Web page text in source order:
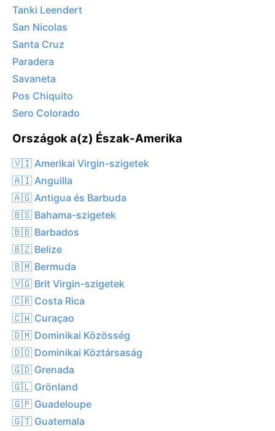
Tanki Leendert
San Nicolas
Santa Cruz
Paradera
Savaneta
Pos Chiquito
Sero Colorado
Országok a(z) Észak-Amerika
🇻🇮 Amerikai Virgin-szigetek
🇦🇮 Anguilla
🇦🇬 Antigua és Barbuda
🇧🇸 Bahama-szigetek
🇧🇧 Barbados
🇧🇿 Belize
🇧🇲 Bermuda
🇻🇬 Brit Virgin-szigetek
🇨🇷 Costa Rica
🇨🇼 Curaçao
🇩🇲 Dominikai Közösség
🇩🇴 Dominikai Köztársaság
🇬🇩 Grenada
🇬🇱 Grönland
🇬🇵 Guadeloupe
🇬🇹 Guatemala